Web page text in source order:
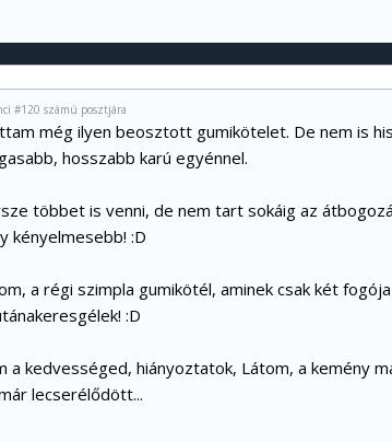
#120 számú posztjára
még ilyen beosztott gumikötelet. De nem is
hosszabb karú egyénnel.
többet is venni, de nem tart sokáig az
kényelmesebb! :D
a régi szimpla gumikötél, aminek csak két
:D
a kedvességed, hiányoztatok, Látom, a kemény
lecserélődött...